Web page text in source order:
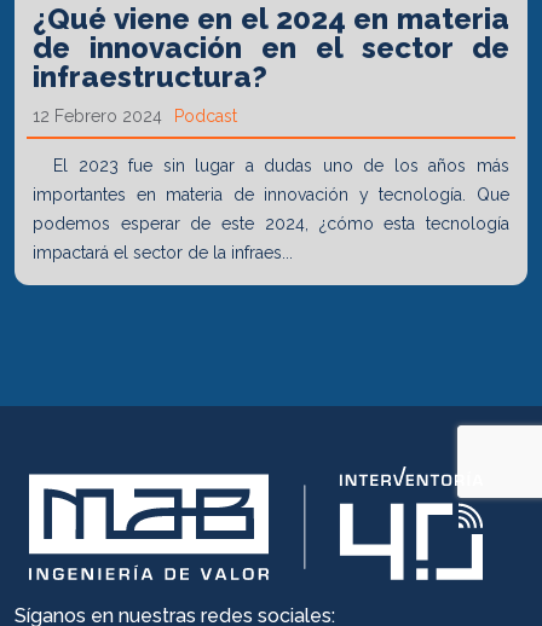
¿Qué viene en el 2024 en materia
de innovación en el sector de
infraestructura?
12 Febrero 2024 Podcast
El 2023 fue sin lugar a dudas uno de los años más
importantes en materia de innovación y tecnología. Que
podemos esperar de este 2024, ¿cómo esta tecnología
impactará el sector de la infraes...
Síganos en nuestras redes sociales: